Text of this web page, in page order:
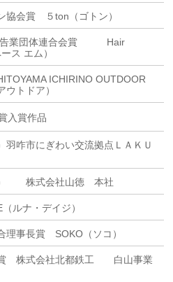
協会賞 ５ton（ゴトン）
広告業団体連合会賞 Hair
ス エム）
ICHIRINO OUTDOOR
トドア）
入賞作品
羽咋市にぎわい交流拠点ＬＡＫＵ
） 株式会社山徳 本社
ルナ・デイジ）
理事長賞 SOKO（ソコ）
賞 株式会社北都鉄工 白山事業